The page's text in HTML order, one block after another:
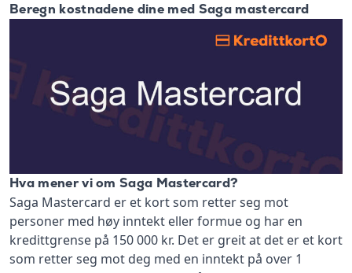
Beregn kostnadene dine med Saga mastercard
Hva mener vi om Saga Mastercard?
Saga Mastercard er et kort som retter seg mot
personer med høy inntekt eller formue og har en
kredittgrense på 150 000 kr. Det er greit at det er et kort
som retter seg mot deg med en inntekt på over 1